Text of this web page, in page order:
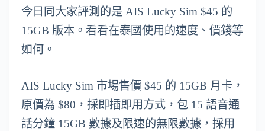
今日同大家評測的是 AIS Lucky Sim $45 的
15GB 版本。看看在泰國使用的速度、價錢等
如何。
AIS Lucky Sim 市場售價 $45 的 15GB 月卡，
原價為 $80，採即插即用方式，包 15 語音通
話分鐘 15GB 數據及限速的無限數據，採用